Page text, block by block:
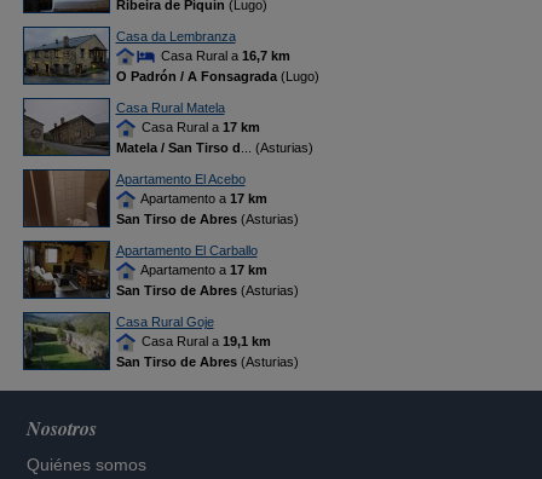
Ribeira de Piquín (Lugo)
Casa da Lembranza
Casa Rural a 16,7 km
O Padrón / A Fonsagrada(Lugo)
Casa Rural Matela
Casa Rural a 17 km
Matela / San Tirso d ... (Asturias)
Apartamento El Acebo
Apartamento a 17 km
San Tirso de Abres(Asturias)
Apartamento El Carballo
Apartamento a 17 km
San Tirso de Abres(Asturias)
Casa Rural Goje
Casa Rural a 19,1 km
San Tirso de Abres(Asturias)
Nosotros
Quiénes somos